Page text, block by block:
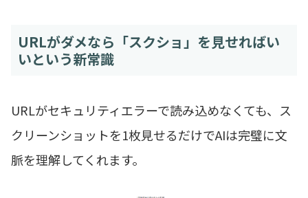
URLがダメなら「スクショ」を見せればい
いという新常識
URLがセキュリティエラーで読み込めなくても、ス
クリーンショットを1枚見せるだけでAIは完璧に文
脈を理解してくれます。